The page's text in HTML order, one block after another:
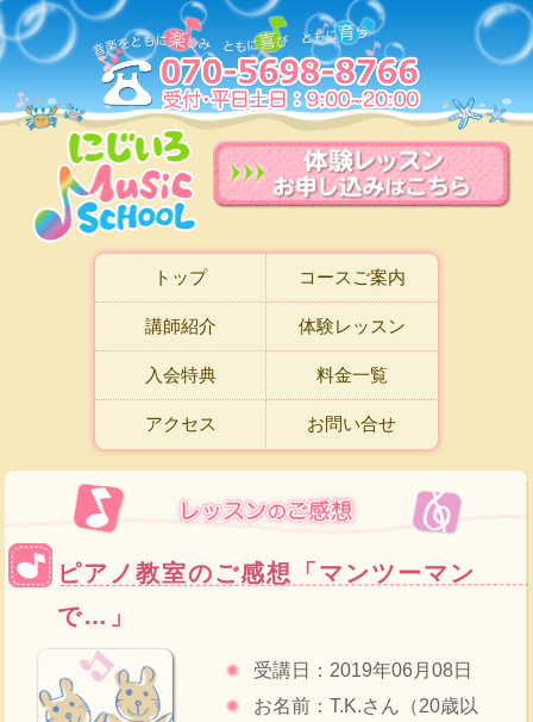
トップ コースご案内
講師紹介 体験レッスン
入会特典 料金一覧
アクセス お問い合せ
ピアノ教室のご感想「マンツーマン
で…」
受講日：2019年06月08日
お名前：T.K.さん（20歳以